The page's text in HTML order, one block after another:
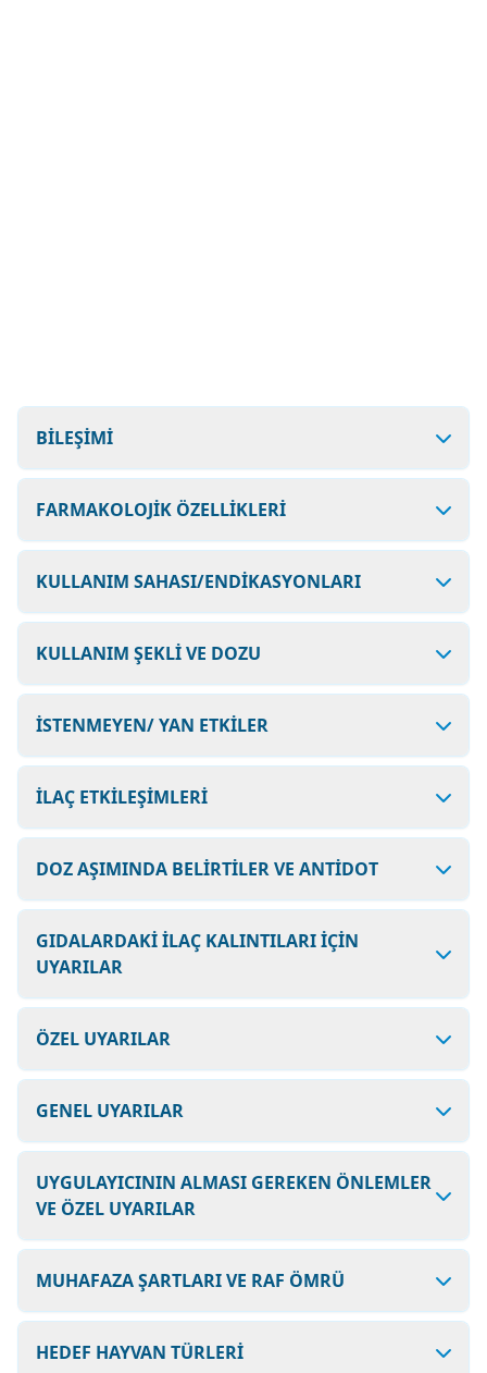
BİLEŞİMİ
FARMAKOLOJİK ÖZELLİKLERİ
KULLANIM SAHASI/ENDİKASYONLARI
KULLANIM ŞEKLİ VE DOZU
İSTENMEYEN/ YAN ETKİLER
İLAÇ ETKİLEŞİMLERİ
DOZ AŞIMINDA BELİRTİLER VE ANTİDOT
GIDALARDAKİ İLAÇ KALINTILARI İÇİN
UYARILAR
ÖZEL UYARILAR
GENEL UYARILAR
UYGULAYICININ ALMASI GEREKEN ÖNLEMLER
VE ÖZEL UYARILAR
MUHAFAZA ŞARTLARI VE RAF ÖMRÜ
HEDEF HAYVAN TÜRLERİ